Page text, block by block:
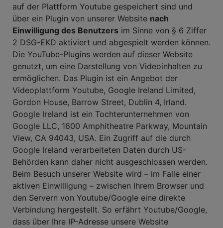
auf der Plattform Youtube gespeichert sind und
über ein Plugin von unserer Website nach
Einwilligung des Benutzers im Sinne von § 6 Ziffer
2 DSG-EKD aktiviert und abgespielt werden können.
Die YouTube-Plugins werden auf dieser Website
genutzt, um eine Darstellung von Videoinhalten zu
ermöglichen. Das Plugin ist ein Angebot der
Videoplattform Youtube, Google Ireland Limited,
Gordon House, Barrow Street, Dublin 4, Irland.
Google Ireland ist ein Tochterunternehmen von
Google LLC, 1600 Amphitheatre Parkway, Mountain
View, CA 94043, USA. Ein Zugriff auf die durch
Google Ireland verarbeiteten Daten durch US-
Behörden kann daher nicht ausgeschlossen werden.
Beim Besuch unserer Website wird – im Falle einer
aktiven Einwilligung – zwischen Ihrem Browser und
den Servern von Youtube/Google eine direkte
Verbindung hergestellt. So erfährt Youtube/Google,
dass über Ihre IP-Adresse unsere Website